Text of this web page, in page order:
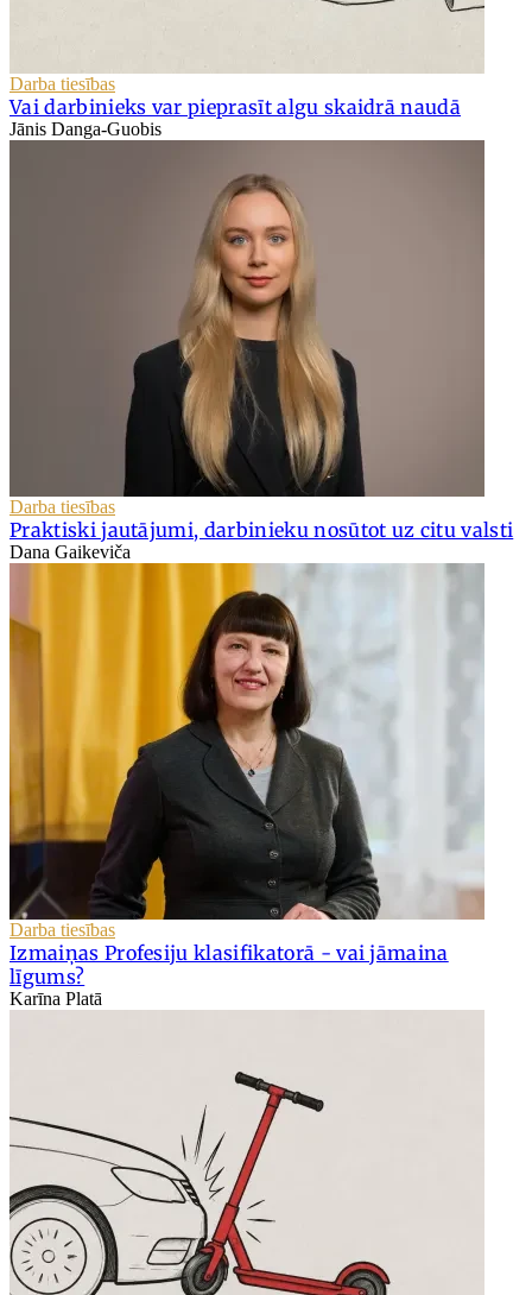
Darba tiesības
Vai darbinieks var pieprasīt algu skaidrā naudā
Jānis Danga-Guobis
Darba tiesības
Praktiski jautājumi, darbinieku nosūtot uz citu valsti
Dana Gaikeviča
Darba tiesības
Izmaiņas Profesiju klasifikatorā - vai jāmaina
līgums?
Karīna Platā